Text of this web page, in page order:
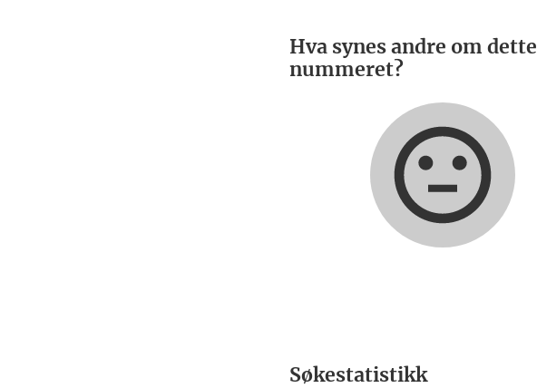
Hva synes andre om dette
nummeret?
Søkestatistikk